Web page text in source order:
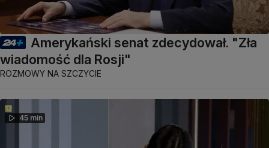
Amerykański senat zdecydował. "Zła
wiadomość dla Rosji"
ROZMOWY NA SZCZYCIE
45 min